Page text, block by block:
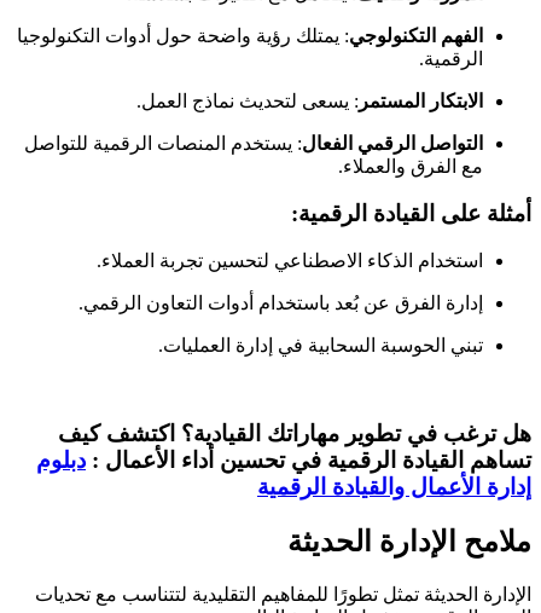
الفهم التكنولوجي: يمتلك رؤية واضحة حول أدوات التكنولوجيا
الرقمية.
الابتكار المستمر : يسعى لتحديث نماذج العمل.
التواصل الرقمي الفعال: يستخدم المنصات الرقمية للتواصل
مع الفرق والعملاء.
أمثلة على القيادة الرقمية:
استخدام الذكاء الاصطناعي لتحسين تجربة العملاء.
إدارة الفرق عن بُعد باستخدام أدوات التعاون الرقمي.
تبني الحوسبة السحابية في إدارة العمليات.
هل ترغب في تطوير مهاراتك القيادية؟ اكتشف كيف
تساهم القيادة الرقمية في تحسين أداء الأعمال : دبلوم
إدارة الأعمال والقيادة الرقمية
ملامح الإدارة الحديثة
الإدارة الحديثة تمثل تطورًا للمفاهيم التقليدية لتتناسب مع تحديات